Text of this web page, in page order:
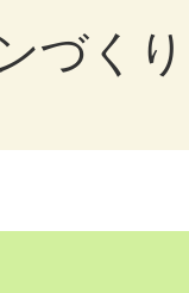
づく